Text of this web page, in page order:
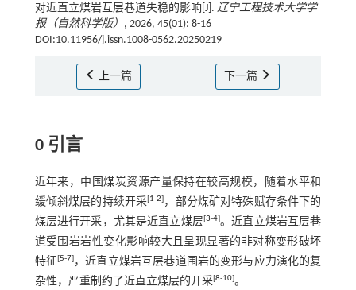
对近直立煤岩互层巷道失稳的影响[J]. 辽宁工程技术大学学
报（自然科学版） , 2026, 45(01): 8-16
DOI:10.11956/j.issn.1008-0562.20250219
上一篇 下一篇
0 引言
近年来，中国煤炭资源产量保持在较高规模，随着水平和
缓倾斜煤层的持续开采[1-2] ，部分煤矿对特殊赋存条件下的
煤层进行开采，尤其是近直立煤层[3-4]。近直立煤岩互层巷
道受围岩岩性变化影响较大且呈现显著的非对称变形破坏
特征[5-7]，近直立煤岩互层巷道围岩的变形与应力演化的复
杂性，严重制约了近直立煤层的开采[8-10]。